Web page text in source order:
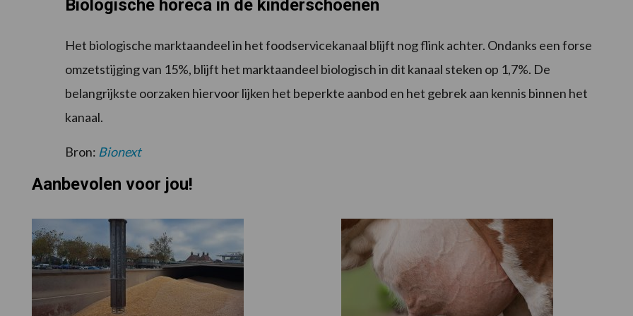
Biologische horeca in de kinderschoenen
Het biologische marktaandeel in het foodservicekanaal blijft nog flink achter. Ondanks een forse
omzetstijging van 15%, blijft het marktaandeel biologisch in dit kanaal steken op 1,7%. De
belangrijkste oorzaken hiervoor lijken het beperkte aanbod en het gebrek aan kennis binnen het
kanaal.
Bron: Bionext
Aanbevolen voor jou!